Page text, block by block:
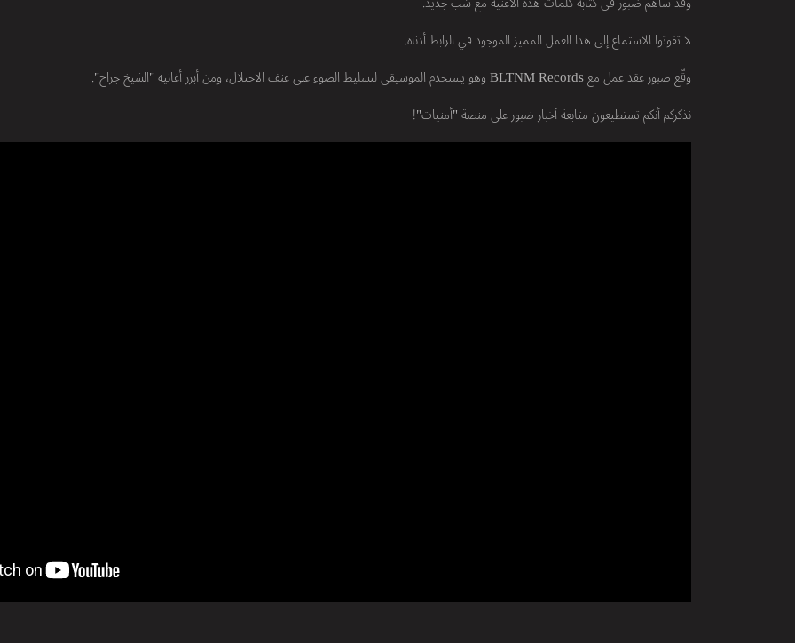
لا تفوتوا الاستماع إلى هذا العمل المميز الموجود في الرابط أدناه.
وقّع ضبور عقد عمل مع BLTNM Records وهو يستخدم الموسيقى لتسليط الضوء على عنف الاحتلال، ومن أبرز أغانيه "الشيخ جراح".
نذكركم أنكم تستطيعون متابعة أخبار ضبور على منصة "أمنيات"!